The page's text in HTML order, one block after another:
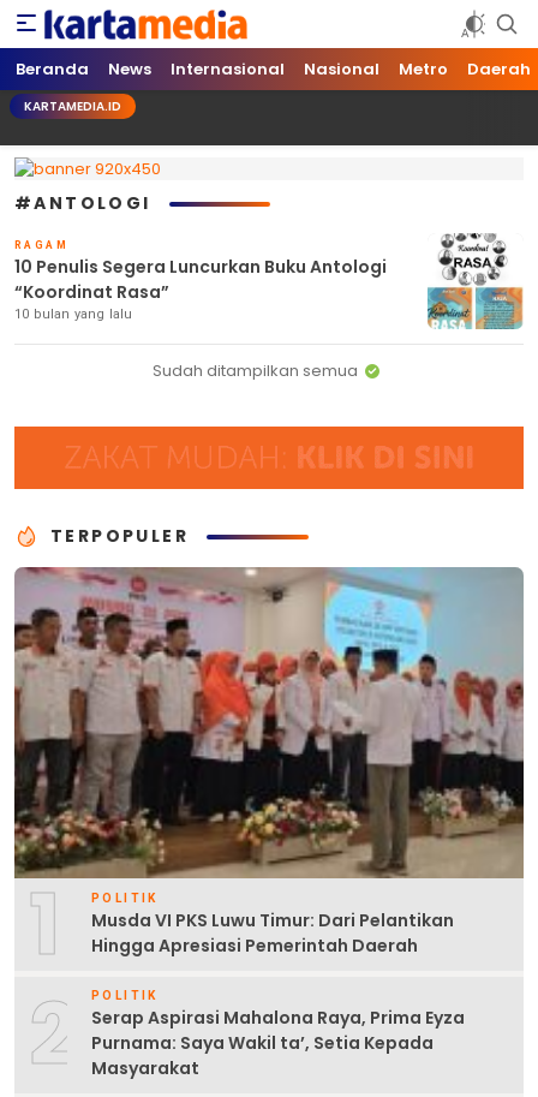
kartamedia.id
Jujur Mengabari
Beranda News Internasional Nasional Metro Daerah
KARTAMEDIA.ID
#ANTOLOGI
RAGAM
10 Penulis Segera Luncurkan Buku Antologi
“Koordinat Rasa”
10 bulan yang lalu
Sudah ditampilkan semua
TERPOPULER
1 POLITIK
Musda VI PKS Luwu Timur: Dari Pelantikan
Hingga Apresiasi Pemerintah Daerah
2 POLITIK
Serap Aspirasi Mahalona Raya, Prima Eyza
Purnama: Saya Wakil ta’, Setia Kepada
Masyarakat